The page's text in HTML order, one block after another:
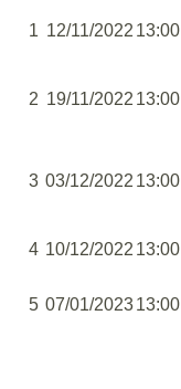
1 12/11/2022 13:00
2 19/11/2022 13:00
3 03/12/2022 13:00
4 10/12/2022 13:00
5 07/01/202313:00